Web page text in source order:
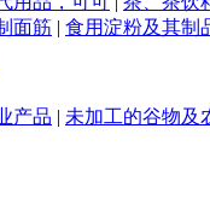
面筋 | 食用淀粉及其制
产品 | 未加工的谷物及